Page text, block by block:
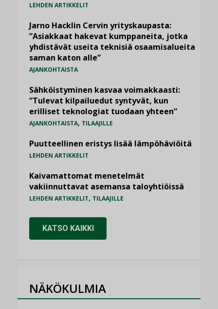
LEHDEN ARTIKKELIT
Jarno Hacklin Cervin yrityskaupasta:
”Asiakkaat hakevat kumppaneita, jotka
yhdistävät useita teknisiä osaamisalueita
saman katon alle”
AJANKOHTAISTA
Sähköistyminen kasvaa voimakkaasti:
”Tulevat kilpailuedut syntyvät, kun
erilliset teknologiat tuodaan yhteen”
AJANKOHTAISTA, TILAAJILLE
Puutteellinen eristys lisää lämpöhäviöitä
LEHDEN ARTIKKELIT
Kaivamattomat menetelmät
vakiinnuttavat asemansa taloyhtiöissä
LEHDEN ARTIKKELIT, TILAAJILLE
KATSO KAIKKI
NÄKÖKULMIA